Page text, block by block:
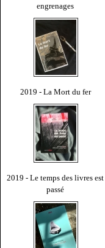
engrenages
2019 - La Mort du fer
2019 - Le temps des livres est
passé